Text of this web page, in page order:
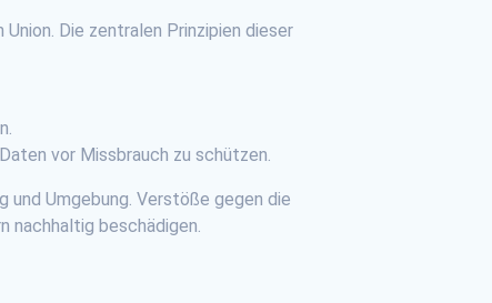
Die zentralen Prinzipien dieser
vor Missbrauch zu schützen.
und Umgebung. Verstöße gegen die
nachhaltig beschädigen.